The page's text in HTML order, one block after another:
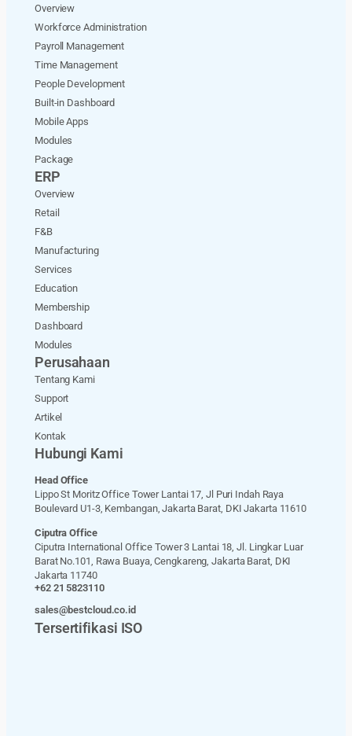
Overview
Workforce Administration
Payroll Management
Time Management
People Development
Built-in Dashboard
Mobile Apps
Modules
Package
ERP
Overview
Retail
F&B
Manufacturing
Services
Education
Membership
Dashboard
Modules
Perusahaan
Tentang Kami
Support
Artikel
Kontak
Hubungi Kami
Head Office
Lippo St Moritz Office Tower Lantai 17, Jl Puri Indah Raya
Boulevard U1-3, Kembangan, Jakarta Barat, DKI Jakarta 11610
Ciputra Office
Ciputra International Office Tower 3 Lantai 18, Jl. Lingkar Luar
Barat No.101, Rawa Buaya, Cengkareng, Jakarta Barat, DKI
Jakarta 11740
+62 21 5823110
sales@bestcloud.co.id
Tersertifikasi ISO